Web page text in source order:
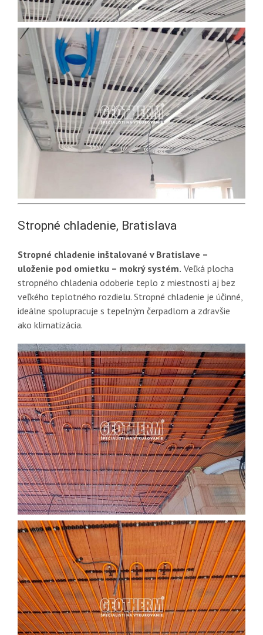
Stropné chladenie, Bratislava
Stropné chladenie inštalované v Bratislave –
uloženie pod omietku – mokrý systém. Veľká plocha
stropného chladenia odoberie teplo z miestnosti aj bez
veľkého teplotného rozdielu. Stropné chladenie je účinné,
ideálne spolupracuje s tepelným čerpadlom a zdravšie
ako klimatizácia.